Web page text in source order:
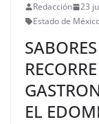
Redacción
23
Estado de
EL